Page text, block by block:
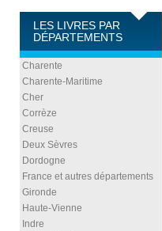
LES LIVRES PAR
DÉPARTEMENTS
Charente
Charente-Maritime
Cher
Corrèze
Creuse
Deux Sèvres
Dordogne
France et autres départements
Gironde
Haute-Vienne
Indre